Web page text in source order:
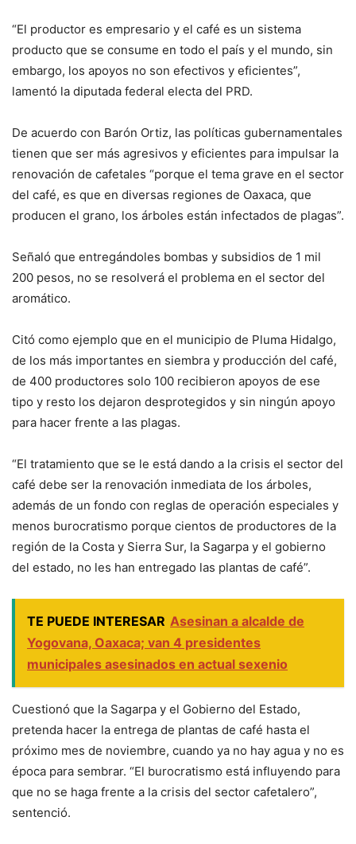
“El productor es empresario y el café es un sistema
producto que se consume en todo el país y el mundo, sin
embargo, los apoyos no son efectivos y eficientes”,
lamentó la diputada federal electa del PRD.
De acuerdo con Barón Ortiz, las políticas gubernamentales
tienen que ser más agresivos y eficientes para impulsar la
renovación de cafetales “porque el tema grave en el sector
del café, es que en diversas regiones de Oaxaca, que
producen el grano, los árboles están infectados de plagas”.
Señaló que entregándoles bombas y subsidios de 1 mil
200 pesos, no se resolverá el problema en el sector del
aromático.
Citó como ejemplo que en el municipio de Pluma Hidalgo,
de los más importantes en siembra y producción del café,
de 400 productores solo 100 recibieron apoyos de ese
tipo y resto los dejaron desprotegidos y sin ningún apoyo
para hacer frente a las plagas.
“El tratamiento que se le está dando a la crisis el sector del
café debe ser la renovación inmediata de los árboles,
además de un fondo con reglas de operación especiales y
menos burocratismo porque cientos de productores de la
región de la Costa y Sierra Sur, la Sagarpa y el gobierno
del estado, no les han entregado las plantas de café”.
TE PUEDE INTERESAR Asesinan a alcalde de
Yogovana, Oaxaca; van 4 presidentes
municipales asesinados en actual sexenio
Cuestionó que la Sagarpa y el Gobierno del Estado,
pretenda hacer la entrega de plantas de café hasta el
próximo mes de noviembre, cuando ya no hay agua y no es
época para sembrar. “El burocratismo está influyendo para
que no se haga frente a la crisis del sector cafetalero”,
sentenció.